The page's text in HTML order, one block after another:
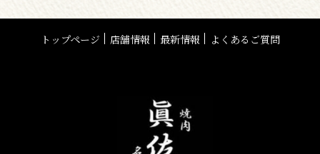
トップページ 店舗情報 最新情報 よくあるご質問